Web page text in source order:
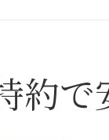
弁護士費用特
約